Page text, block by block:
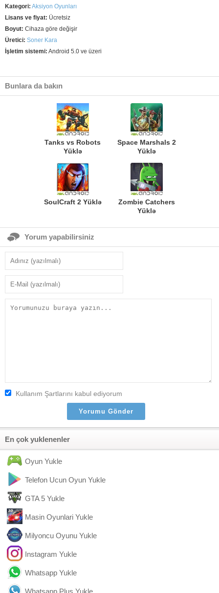
Kategori: Aksiyon Oyunları
Lisans ve fiyat: Ücretsiz
Boyut: Cihaza göre değişir
Üretici: Soner Kara
İşletim sistemi: Android 5.0 ve üzeri
Bunlara da bakın
Tanks vs Robots
Yüklə
Space Marshals 2
Yüklə
SoulCraft 2 Yüklə
Zombie Catchers
Yüklə
Yorum yapabilirsiniz
Kullanım Şartlarını kabul ediyorum
En çok yuklenenler
Oyun Yukle
Telefon Ucun Oyun Yukle
GTA 5 Yukle
Masin Oyunlari Yukle
Milyoncu Oyunu Yukle
Instagram Yukle
Whatsapp Yukle
Whatsapp Plus Yukle